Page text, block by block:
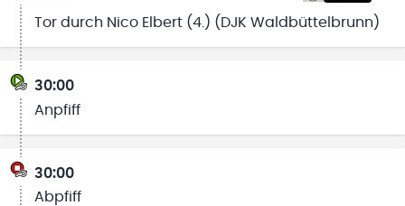
Tor durch Nico Elbert (4.) (DJK Waldbüttelbrunn)
30:00
Anpfiff
30:00
Abpfiff